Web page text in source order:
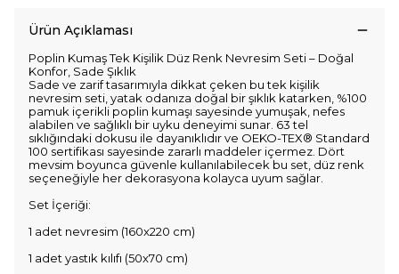
Ürün Açıklaması
Poplin Kumaş Tek Kişilik Düz Renk Nevresim Seti – Doğal
Konfor, Sade Şıklık
Sade ve zarif tasarımıyla dikkat çeken bu tek kişilik
nevresim seti, yatak odanıza doğal bir şıklık katarken, %100
pamuk içerikli poplin kumaşı sayesinde yumuşak, nefes
alabilen ve sağlıklı bir uyku deneyimi sunar. 63 tel
sıklığındaki dokusu ile dayanıklıdır ve OEKO-TEX® Standard
100 sertifikası sayesinde zararlı maddeler içermez. Dört
mevsim boyunca güvenle kullanılabilecek bu set, düz renk
seçeneğiyle her dekorasyona kolayca uyum sağlar.
Set İçeriği:
1 adet nevresim (160x220 cm)
1 adet yastık kılıfı (50x70 cm)